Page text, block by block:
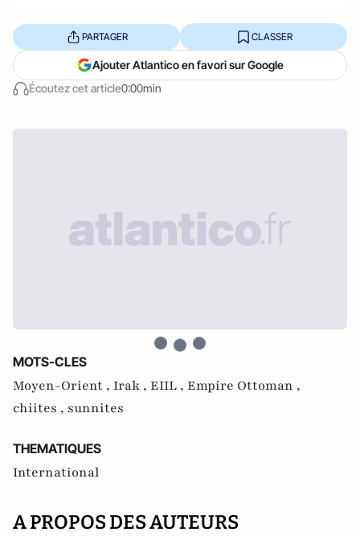
Écoutez cet article0:00min
PARTAGER CLASSER
Ajouter Atlantico en favori sur Google
MOTS-CLES
Moyen-Orient , Irak , EIIL , Empire Ottoman ,
chiites , sunnites
THEMATIQUES
International
A PROPOS DES AUTEURS